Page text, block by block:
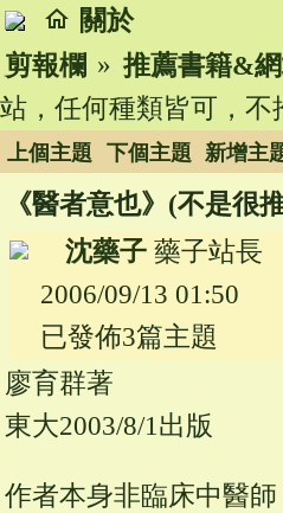
home 關於
剪報欄 » 推薦書籍&
站，任何種類皆可，不
上個主題 下個主題 新增主
《醫者意也》(不是很
沈藥子 藥子站長
2006/09/13 01:50
已發佈3篇主題
廖育群著
東大2003/8/1出版
作者本身非臨床中醫